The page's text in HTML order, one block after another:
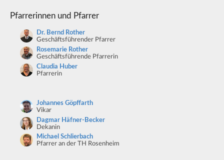
Pfarrerinnen und Pfarrer
Dr. Bernd Rother
Geschäftsführender Pfarrer
Rosemarie Rother
Geschäftsführende Pfarrerin
Claudia Huber
Pfarrerin
Johannes Göpffarth
Vikar
Dagmar Häfner-Becker
Dekanin
Michael Schlierbach
Pfarrer an der TH Rosenheim